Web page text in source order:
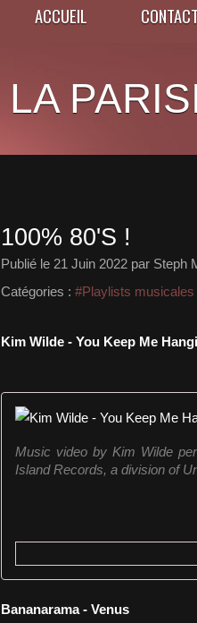
ACCUEIL CONTACT
LA
100% 80'S !
Publié le 21 Juin 2022 par Steph
Catégories : #Playlists musicales
Kim Wilde - You Keep Me
Music video by Kim Wilde
Island Records, a division of
Bananarama - Venus